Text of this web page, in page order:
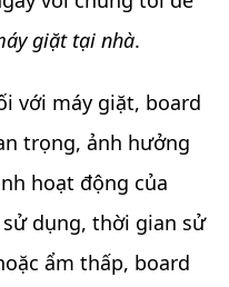
giặt tại nhà.
với máy giặt, board
trọng, ảnh hưởng
hoạt động của
dụng, thời gian sử
ẩm thấp, board